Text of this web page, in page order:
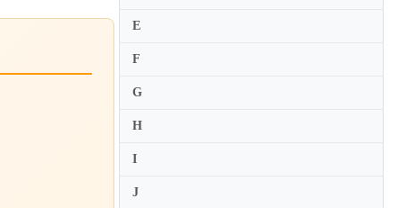
E
F
G
H
I
J